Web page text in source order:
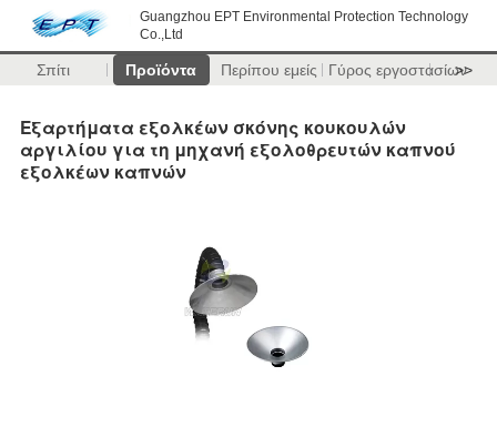
Guangzhou EPT Environmental Protection Technology
Co.,Ltd
Σπίτι Προϊόντα Περίπου εμείς Γύρος εργοστασίων
>>
Εξαρτήματα εξολκέων σκόνης κουκουλών
αργιλίου για τη μηχανή εξολοθρευτών καπνού
εξολκέων καπνών